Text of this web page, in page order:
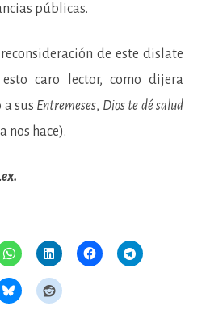
públicas.
de este dislate
caro lector, como dijera
a sus Entremeses, Dios te dé salud
nos hace).